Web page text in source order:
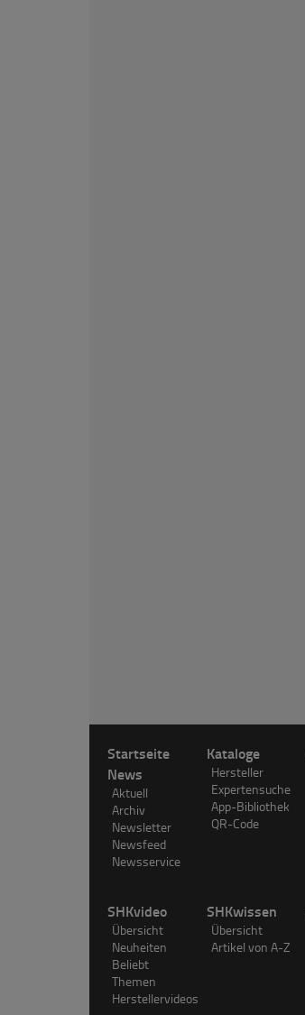
Startseite
News
Aktuell
Archiv
Newsletter
Newsfeed
Newsservice
Kataloge
Hersteller
Expertensuche
App-Bibliothek
QR-Code
SHKvideo
Übersicht
Neuheiten
Beliebt
Themen
Herstellervideos
SHKwissen
Übersicht
Artikel von A-Z